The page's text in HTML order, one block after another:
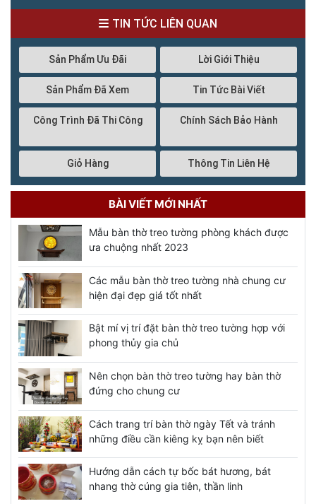
TIN TỨC LIÊN QUAN
Sản Phẩm Ưu Đãi Lời Giới Thiệu
Sản Phẩm Đã Xem Tin Tức Bài Viết
Công Trình Đã Thi Công Chính Sách Bảo Hành
Giỏ Hàng Thông Tin Liên Hệ
BÀI VIẾT MỚI NHẤT
Mẫu bàn thờ treo tường phòng khách được
ưa chuộng nhất 2023
Các mẫu bàn thờ treo tường nhà chung cư
hiện đại đẹp giá tốt nhất
Bật mí vị trí đặt bàn thờ treo tường hợp với
phong thủy gia chủ
Nên chọn bàn thờ treo tường hay bàn thờ
đứng cho chung cư
Cách trang trí bàn thờ ngày Tết và tránh
những điều cần kiêng kỵ bạn nên biết
Hướng dẫn cách tự bốc bát hương, bát
nhang thờ cúng gia tiên, thần linh